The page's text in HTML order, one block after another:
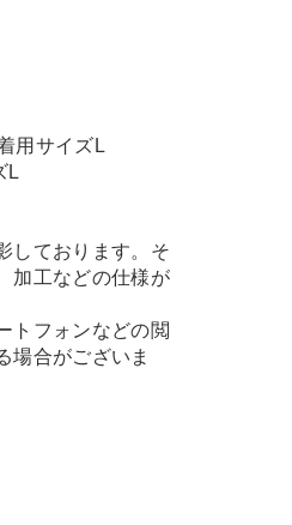
用サイズL
L
しております。そ
加工などの仕様が
トフォンなどの閲
場合がございま